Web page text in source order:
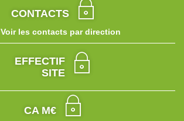
CONTACTS
Voir les contacts par direction
EFFECTIF
SITE
CA M€